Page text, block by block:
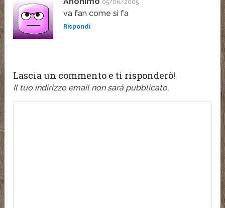
05/06/2005
va fan come si fa
Rispondi
Lascia un commento e ti risponderò!
Il tuo indirizzo email non sarà pubblicato.